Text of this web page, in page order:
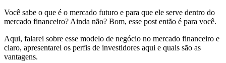
Você sabe o que é o mercado futuro e para que ele serve dentro do
mercado financeiro? Ainda não? Bom, esse post então é para você.
Aqui, falarei sobre esse modelo de negócio no mercado financeiro e
claro, apresentarei os perfis de investidores aqui e quais são as
vantagens.